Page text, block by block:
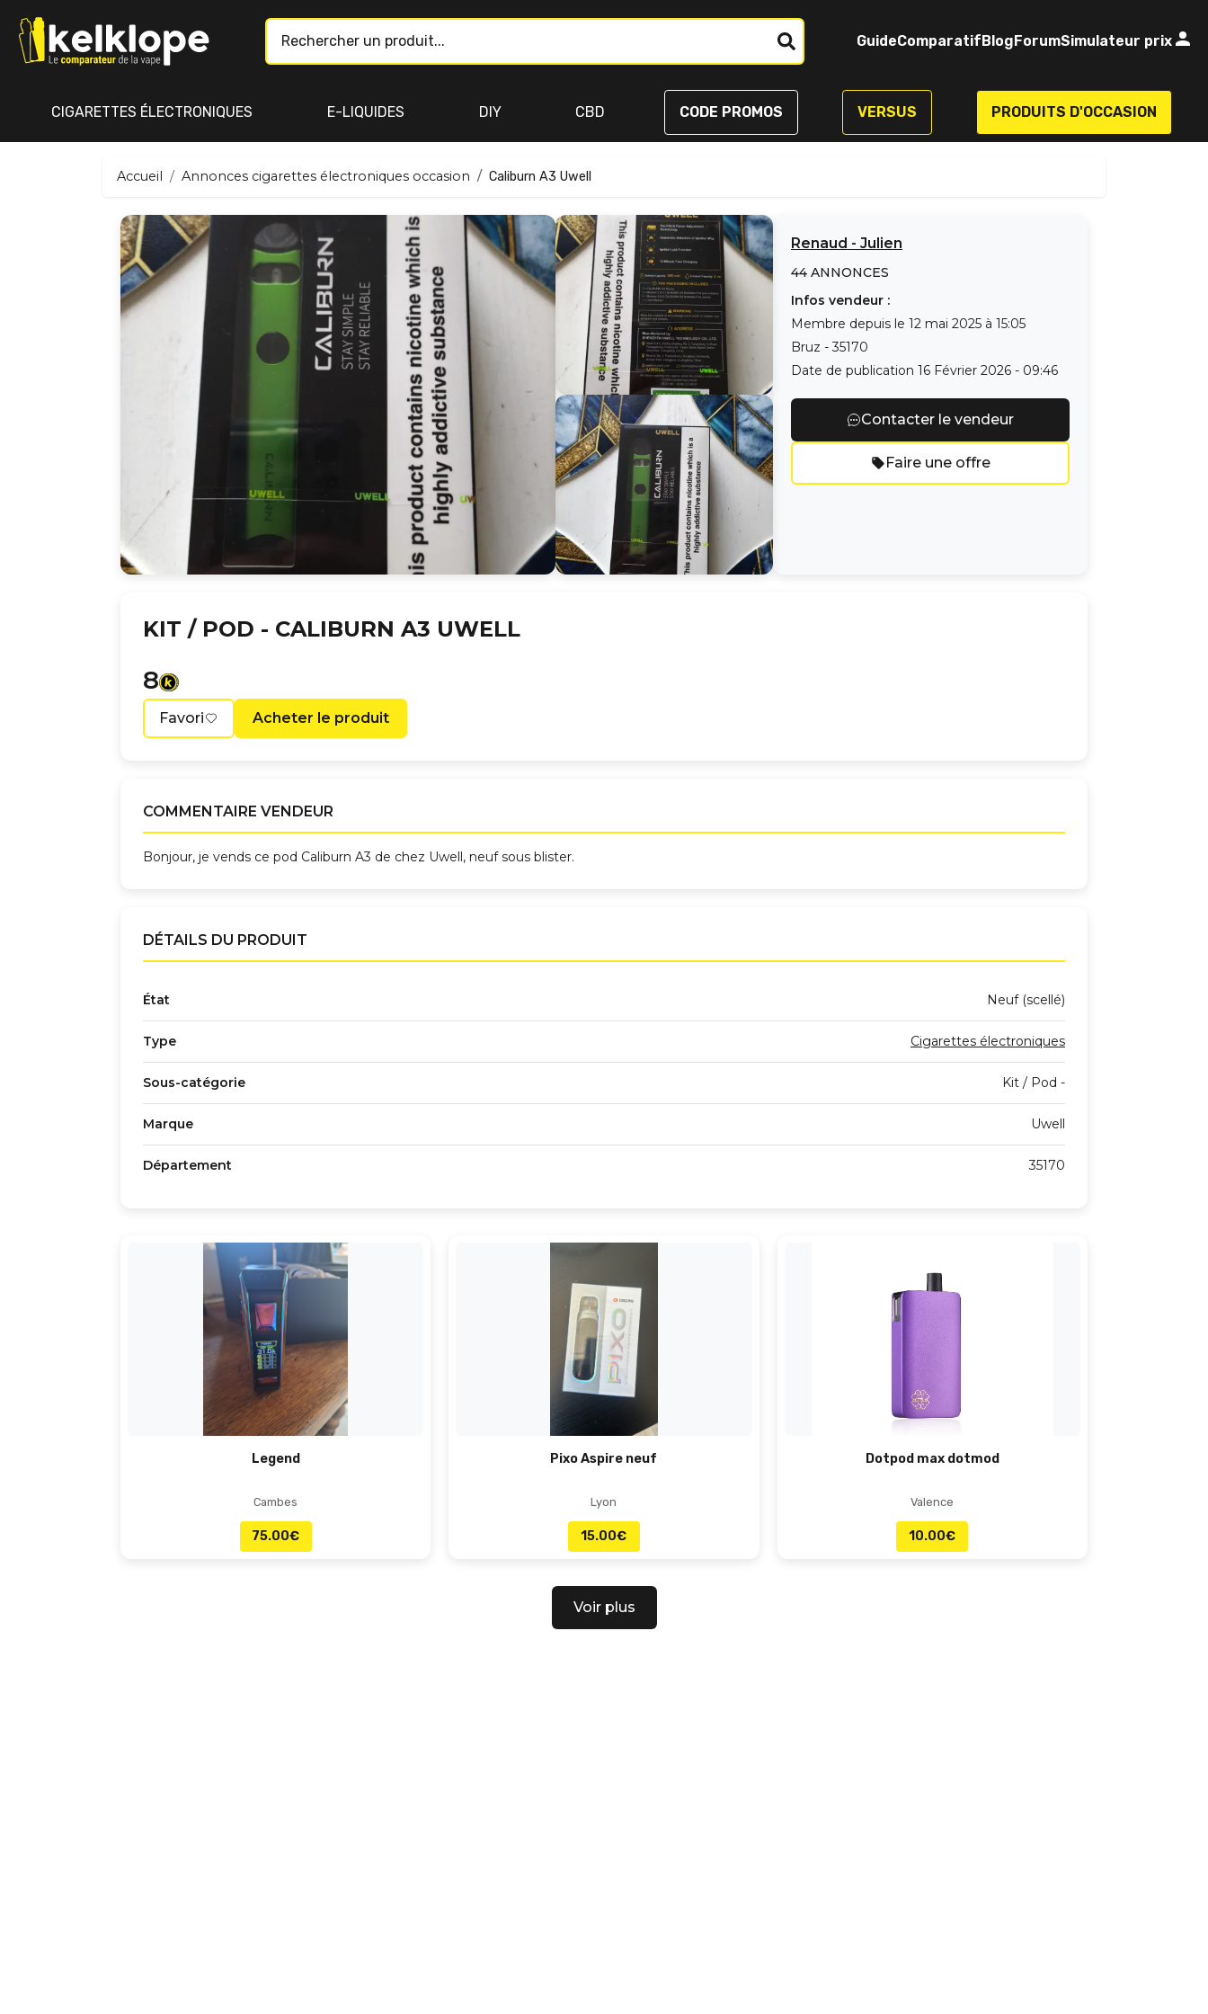
GuideComparatifBlogForumSimulateur prix
CIGARETTES ÉLECTRONIQUES E-LIQUIDES DIY CBD CODE PROMOS VERSUS PRODUITS D'OCCASION
Accueil Annonces cigarettes électroniques occasion Caliburn A3 Uwell
Renaud - Julien
44 ANNONCES
Infos vendeur :
Membre depuis le 12 mai 2025 à 15:05
Bruz -35170
Date de publication 16 Février 2026 - 09:46
Contacter le vendeur
Faire une offre
KIT / POD - CALIBURN A3 UWELL
8
Favori Acheter le produit
COMMENTAIRE VENDEUR
Bonjour, je vends ce pod Caliburn A3 de chez Uwell, neuf sous blister.
DÉTAILS DU PRODUIT
État Neuf (scellé)
Type Cigarettes électroniques
Sous-catégorie Kit / Pod -
Marque Uwell
Département 35170
Legend
Cambes
75.00€
Pixo Aspire neuf
Lyon
15.00€
Dotpod max dotmod
Valence
10.00€
Voir plus